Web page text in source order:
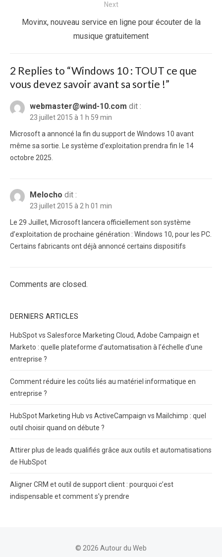
Next
Next
Movinx, nouveau service en ligne pour écouter de la
musique gratuitement
2 Replies to “Windows 10 : TOUT ce que
vous devez savoir avant sa sortie !”
webmaster@wind-10.com dit :
23 juillet 2015 à 1 h 59 min
Microsoft a annoncé la fin du support de Windows 10 avant
même sa sortie. Le système d’exploitation prendra fin le 14
octobre 2025.
Melocho dit :
23 juillet 2015 à 2 h 01 min
Le 29 Juillet, Microsoft lancera officiellement son système
d’exploitation de prochaine génération : Windows 10, pour les PC.
Certains fabricants ont déjà annoncé certains dispositifs
Comments are closed.
DERNIERS ARTICLES
HubSpot vs Salesforce Marketing Cloud, Adobe Campaign et
Marketo : quelle plateforme d’automatisation à l’échelle d’une
entreprise ?
Comment réduire les coûts liés au matériel informatique en
entreprise ?
HubSpot Marketing Hub vs ActiveCampaign vs Mailchimp : quel
outil choisir quand on débute ?
Attirer plus de leads qualifiés grâce aux outils et automatisations
de HubSpot
Aligner CRM et outil de support client : pourquoi c’est
indispensable et comment s’y prendre
© 2026 Autour du Web